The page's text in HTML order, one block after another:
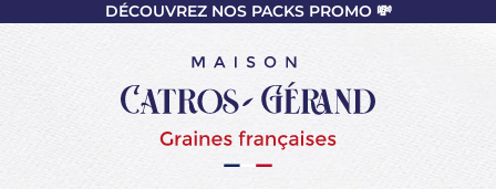
DÉCOUVREZ NOS PACKS PROMO 💸
Maison Catros-Gérand